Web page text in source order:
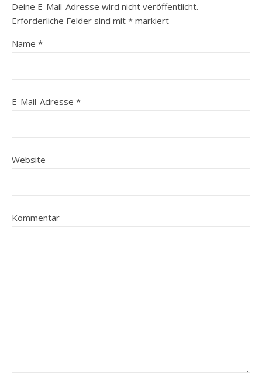
Deine E-Mail-Adresse wird nicht veröffentlicht.
Erforderliche Felder sind mit * markiert
Name *
E-Mail-Adresse *
Website
Kommentar